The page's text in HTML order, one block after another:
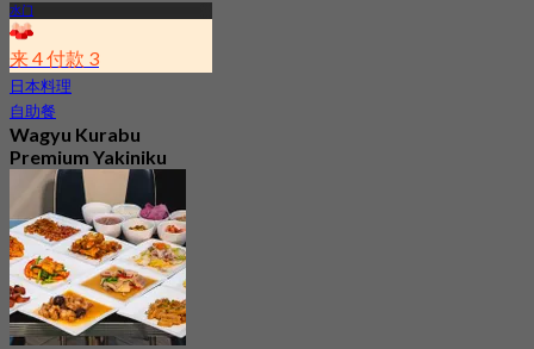
水门
来 4 付款 3
日本料理
自助餐
Wagyu Kurabu
Premium Yakiniku
4.5
265 已预订
起฿ 1,059